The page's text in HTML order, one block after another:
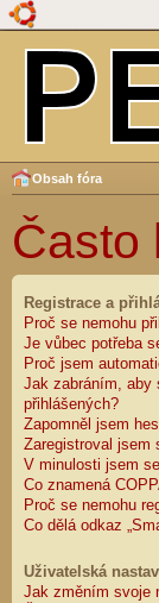
Obsah fóra
Často
Registrace a
Proč se nemohu
Je vůbec potřeba
Proč jsem
Jak zabráním, aby
přihlášených?
Zapomněl jsem
Zaregistroval jsem
V minulosti jsem
Co znamená
Proč se nemohu
Co dělá odkaz
Uživatelská
Jak změním svoje